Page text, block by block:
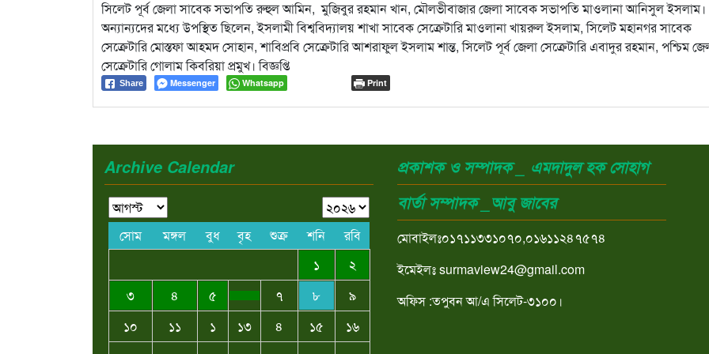
সিলেট পূর্ব জেলা সাবেক সভাপতি রুহুল আমিন, মুজিবুর রহমান খান, মৌলভীবাজার জেলা সাবেক সভাপতি মাওলানা আনিসুল ইসলাম।
অন্যান্যদের মধ্যে উপস্থিত ছিলেন, ইসলামী বিশ্ববিদ্যালয় শাখা সাবেক সেক্রেটারি মাওলানা খায়রুল ইসলাম, সিলেট মহানগর সাবেক
সেক্রেটারি মোস্তফা আহমদ সোহান, শাবিপ্রবি সেক্রেটারি আশরাফুল ইসলাম শান্ত, সিলেট পূর্ব জেলা সেক্রেটারি এবাদুর রহমান, পশ্চিম
সেক্রেটারি গোলাম কিবরিয়া প্রমুখ। বিজ্ঞপ্তি
Share Messenger Whatsapp Print
Archive Calendar
সোম মঙ্গল বুধ বৃহ শুক্র শনি
রবি
১
২
৩
৪ ৫ ৭ ৮
৯
১০
১১ ১ ১৩ ৪ ১৫
১৬
প্রকাশক ও সম্পাদক _ এমদাদুল হক সোহাগ
বার্তা সম্পাদক _আবু জাবের
মোবাইলঃ০১৭১১৩৩১০৭০,০১৬১১২৪৭৫৭৪
ইমেইলঃ surmaview24@gmail.com
অফিস :তপুবন আ/এ সিলেট-৩১০০।